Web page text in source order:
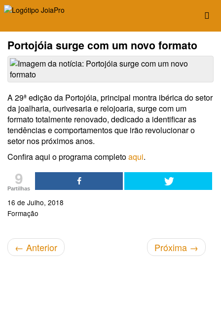
Portojóia surge com um novo formato
A 29ª edição da Portojóia, principal montra ibérica do setor
da joalharia, ourivesaria e relojoaria, surge com um
formato totalmente renovado, dedicado a identificar as
tendências e comportamentos que irão revolucionar o
setor nos próximos anos.
Confira aqui o programa completoaqui.
9
Partilhas
16 de Julho, 2018
Formação
← Anterior Próxima →